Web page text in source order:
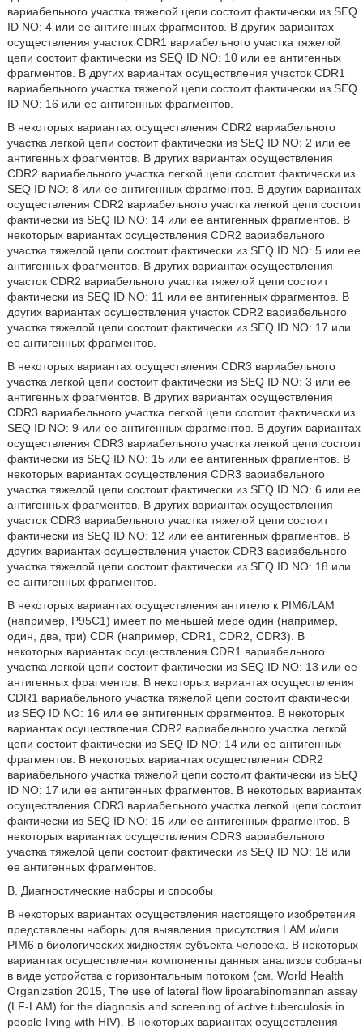
вариабельного участка тяжелой цепи состоит фактически из SEQ
ID NO: 4 или ее антигенных фрагментов. В других вариантах
осуществления участок CDR1 вариабельного участка тяжелой
цепи состоит фактически из SEQ ID NO: 10 или ее антигенных
фрагментов. В других вариантах осуществления участок CDR1
вариабельного участка тяжелой цепи состоит фактически из SEQ
ID NO: 16 или ее антигенных фрагментов.
В некоторых вариантах осуществления CDR2 вариабельного
участка легкой цепи состоит фактически из SEQ ID NO: 2 или ее
антигенных фрагментов. В других вариантах осуществления
CDR2 вариабельного участка легкой цепи состоит фактически из
SEQ ID NO: 8 или ее антигенных фрагментов. В других вариантах
осуществления CDR2 вариабельного участка легкой цепи состоит
фактически из SEQ ID NO: 14 или ее антигенных фрагментов. В
некоторых вариантах осуществления CDR2 вариабельного
участка тяжелой цепи состоит фактически из SEQ ID NO: 5 или ее
антигенных фрагментов. В других вариантах осуществления
участок CDR2 вариабельного участка тяжелой цепи состоит
фактически из SEQ ID NO: 11 или ее антигенных фрагментов. В
других вариантах осуществления участок CDR2 вариабельного
участка тяжелой цепи состоит фактически из SEQ ID NO: 17 или
ее антигенных фрагментов.
В некоторых вариантах осуществления CDR3 вариабельного
участка легкой цепи состоит фактически из SEQ ID NO: 3 или ее
антигенных фрагментов. В других вариантах осуществления
CDR3 вариабельного участка легкой цепи состоит фактически из
SEQ ID NO: 9 или ее антигенных фрагментов. В других вариантах
осуществления CDR3 вариабельного участка легкой цепи состоит
фактически из SEQ ID NO: 15 или ее антигенных фрагментов. В
некоторых вариантах осуществления CDR3 вариабельного
участка тяжелой цепи состоит фактически из SEQ ID NO: 6 или ее
антигенных фрагментов. В других вариантах осуществления
участок CDR3 вариабельного участка тяжелой цепи состоит
фактически из SEQ ID NO: 12 или ее антигенных фрагментов. В
других вариантах осуществления участок CDR3 вариабельного
участка тяжелой цепи состоит фактически из SEQ ID NO: 18 или
ее антигенных фрагментов.
В некоторых вариантах осуществления антитело к PIM6/LAM
(например, Р95С1) имеет по меньшей мере один (например,
один, два, три) CDR (например, CDR1, CDR2, CDR3). В
некоторых вариантах осуществления CDR1 вариабельного
участка легкой цепи состоит фактически из SEQ ID NO: 13 или ее
антигенных фрагментов. В некоторых вариантах осуществления
CDR1 вариабельного участка тяжелой цепи состоит фактически
из SEQ ID NO: 16 или ее антигенных фрагментов. В некоторых
вариантах осуществления CDR2 вариабельного участка легкой
цепи состоит фактически из SEQ ID NO: 14 или ее антигенных
фрагментов. В некоторых вариантах осуществления CDR2
вариабельного участка тяжелой цепи состоит фактически из SEQ
ID NO: 17 или ее антигенных фрагментов. В некоторых вариантах
осуществления CDR3 вариабельного участка легкой цепи состоит
фактически из SEQ ID NO: 15 или ее антигенных фрагментов. В
некоторых вариантах осуществления CDR3 вариабельного
участка тяжелой цепи состоит фактически из SEQ ID NO: 18 или
ее антигенных фрагментов.
В. Диагностические наборы и способы
В некоторых вариантах осуществления настоящего изобретения
представлены наборы для выявления присутствия LAM и/или
PIM6 в биологических жидкостях субъекта-человека. В некоторых
вариантах осуществления компоненты данных анализов собраны
в виде устройства с горизонтальным потоком (см. World Health
Organization 2015, The use of lateral flow lipoarabinomannan assay
(LF-LAM) for the diagnosis and screening of active tuberculosis in
people living with HIV). В некоторых вариантах осуществления